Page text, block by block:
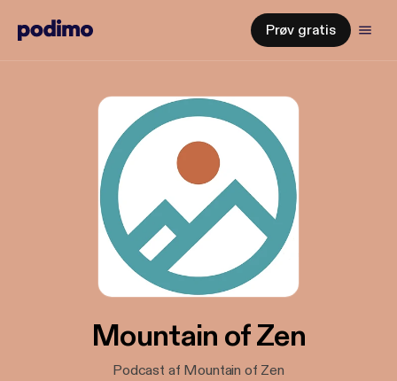
Prøv gratis
Mountain of Zen
Podcast af Mountain of Zen